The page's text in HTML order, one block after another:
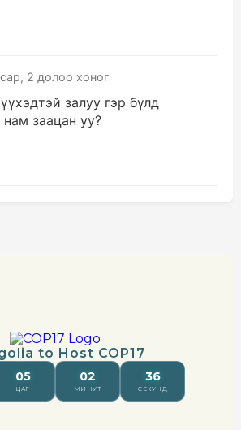
2 долоо хоног
залуу гэр бүлд
заацан уу?